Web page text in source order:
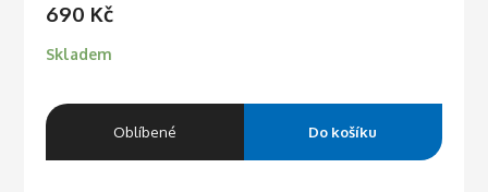
690 Kč
Skladem
Oblíbené Do košíku